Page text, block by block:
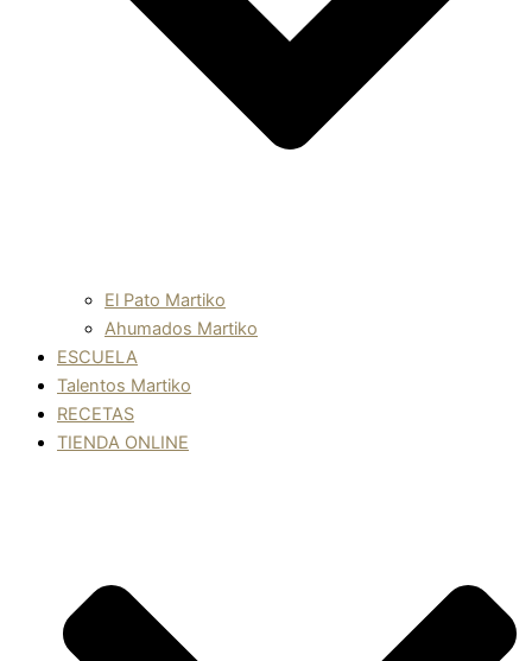
El Pato Martiko
Ahumados Martiko
ESCUELA
Talentos Martiko
RECETAS
TIENDA ONLINE